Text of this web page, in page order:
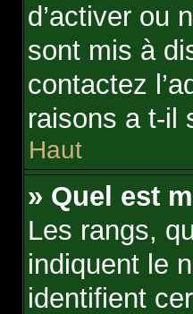
d’activer ou
sont mis à
contactez
raisons a t-il
Haut
» Quel est
Les rangs,
indiquent le
identifient